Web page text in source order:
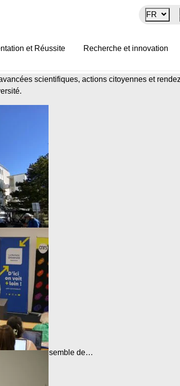
FR
et Réussite Recherche et innovation
scientifiques, actions citoyennes et
ouvert à l'ensemble de…